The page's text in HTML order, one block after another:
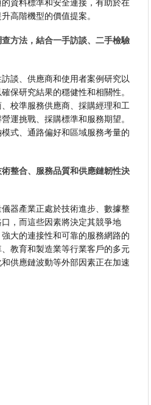
資料標準和安全連接，有助於在
高階機型的價值提案。
方法，結合一手訪談、二手檢驗
談、供應商和使用者案例研究以
保研究結果的穩健性和相關性。
校準服務供應商、採購經理和工
運挑戰、採購標準和服務期望。
式、通路偏好和區域服務考量的
整合、服務品質和供應鏈韌性決
器產業正處於技術進步、數據整
，而這些因素將決定其競爭地
大的連接性和可靠的服務網路的
教育和製造業等行業客戶的多元
供應鏈波動等外部因素正在加速